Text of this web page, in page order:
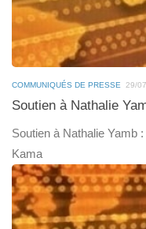
COMMUNIQUÉS DE PRESSE 29/
Soutien à Nathalie
Soutien à Nathalie Yamb
Kama